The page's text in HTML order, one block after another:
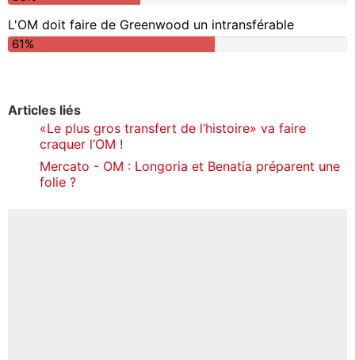
L'OM doit faire de Greenwood un intransférable
61%
Articles liés
«Le plus gros transfert de l’histoire» va faire
craquer l’OM !
Mercato - OM : Longoria et Benatia préparent une
folie ?